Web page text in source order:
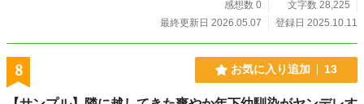
感想数 0
文字数 28,225
最終更新日 2026.05.07
登録日 2025.10.11
8 お気に入り追加 13